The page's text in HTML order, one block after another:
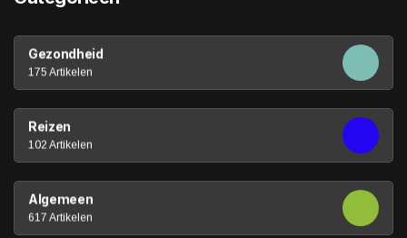
Gezondheid
175 Artikelen
Reizen
102 Artikelen
Algemeen
617 Artikelen